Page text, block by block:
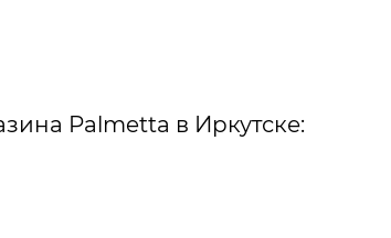
Palmetta в Иркутске: